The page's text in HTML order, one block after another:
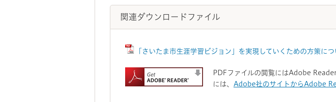
関連ダウンロードファイル
「さいたま市生涯学習ビジョン」を実現していくための方策に
PDFファイルの閲覧にはAdobe
には、 Adobe社のサイトからAdobe